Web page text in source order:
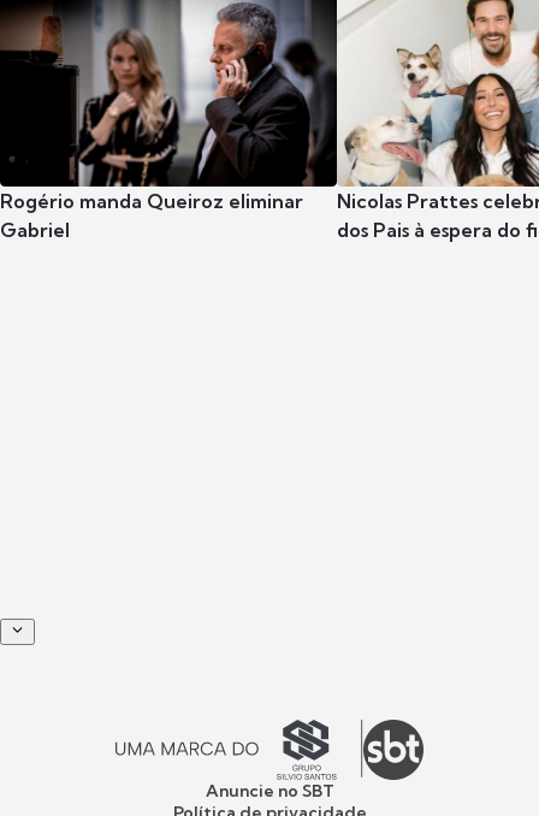
Rogério manda Queiroz eliminar
Gabriel
Nicolas Prattes
dos Pais à espera do
Anuncie no SBT